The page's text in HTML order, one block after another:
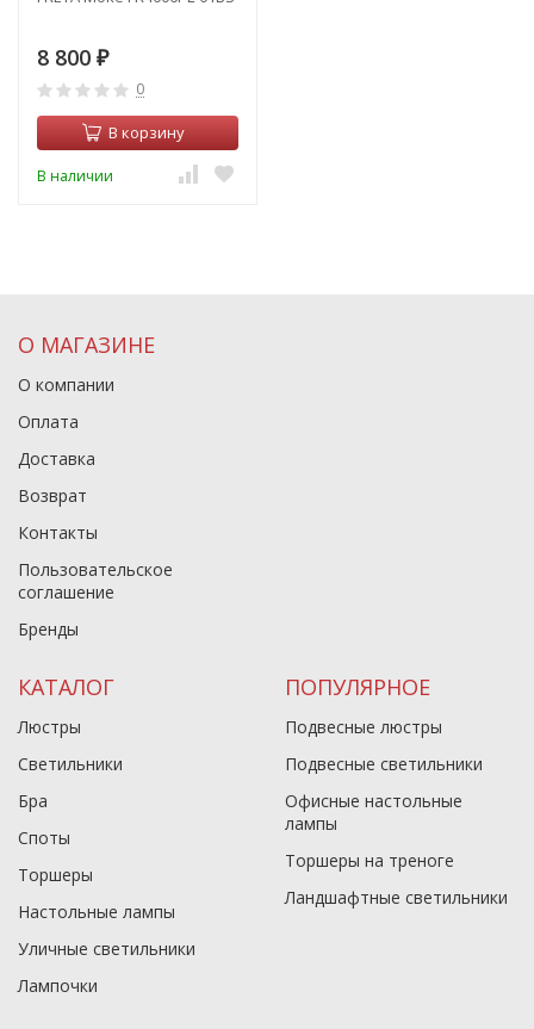
8 800 ₽
0
В корзину
В наличии
О МАГАЗИНЕ
О компании
Оплата
Доставка
Возврат
Контакты
Пользовательское
соглашение
Бренды
КАТАЛОГ
Люстры
Светильники
Бра
Споты
Торшеры
Настольные лампы
Уличные светильники
Лампочки
ПОПУЛЯРНОЕ
Подвесные люстры
Подвесные светильники
Офисные настольные
лампы
Торшеры на треноге
Ландшафтные светильники